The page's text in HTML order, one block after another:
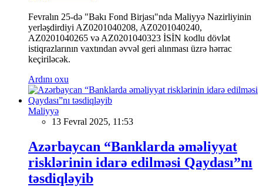
Fevralın 25-də "Bakı Fond Birjası"nda Maliyyə Nazirliyinin
yerləşdirdiyi AZ0201040208, AZ0201040240,
AZ0201040265 və AZ0201040323 İSİN kodlu dövlət
istiqrazlarının vaxtından əvvəl geri alınması üzrə hərrac
keçiriləcək.
Ardını oxu
Maliyyə
13 Fevral 2025, 11:53
Azərbaycan “Banklarda əməliyyat
risklərinin idarə edilməsi Qaydası”nı
təsdiqləyib